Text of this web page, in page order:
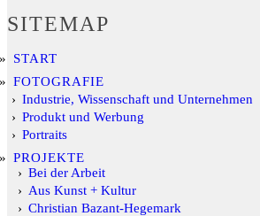
SITEMAP
START
FOTOGRAFIE
Industrie, Wissenschaft und Unternehmen
Produkt und Werbung
Portraits
PROJEKTE
Bei der Arbeit
Aus Kunst + Kultur
Christian Bazant-Hegemark